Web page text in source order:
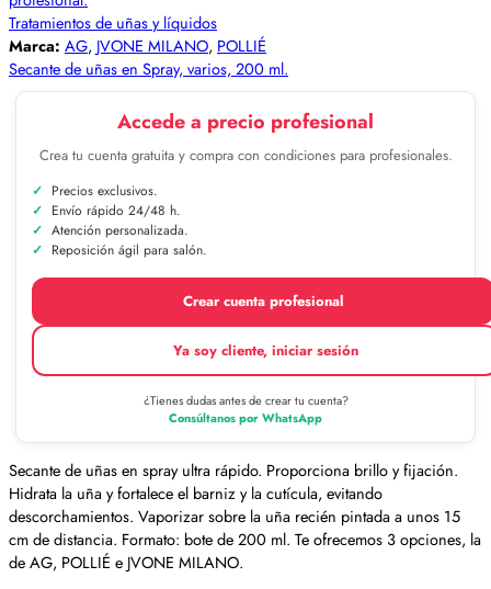
Tratamientos de uñas y líquidos
Marca: AG, JVONE MILANO, POLLIÉ
Secante de uñas en Spray, varios, 200 ml.
Accede a precio profesional
Crea tu cuenta gratuita y compra con condiciones para profesionales.
Precios exclusivos.
Envío rápido 24/48 h.
Atención personalizada.
Reposición ágil para salón.
Crear cuenta profesional
Ya soy cliente, iniciar sesión
¿Tienes dudas antes de crear tu cuenta?
Consúltanos por WhatsApp
Secante de uñas en spray ultra rápido. Proporciona brillo y fijación.
Hidrata la uña y fortalece el barniz y la cutícula, evitando
descorchamientos. Vaporizar sobre la uña recién pintada a unos 15
cm de distancia. Formato: bote de 200 ml. Te ofrecemos 3 opciones, la
de AG, POLLIÉ e JVONE MILANO.